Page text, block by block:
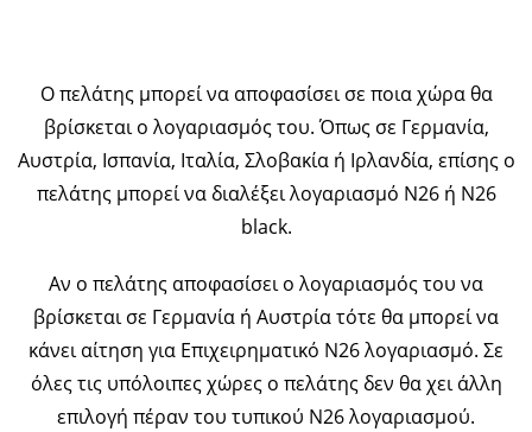
Ο πελάτης μπορεί να αποφασίσει σε ποια χώρα θα
βρίσκεται ο λογαριασμός του. Όπως σε Γερμανία,
Αυστρία, Ισπανία, Ιταλία, Σλοβακία ή Ιρλανδία, επίσης ο
πελάτης μπορεί να διαλέξει λογαριασμό Ν26 ή Ν26
black.
Αν ο πελάτης αποφασίσει ο λογαριασμός του να
βρίσκεται σε Γερμανία ή Αυστρία τότε θα μπορεί να
κάνει αίτηση για Επιχειρηματικό Ν26 λογαριασμό. Σε
όλες τις υπόλοιπες χώρες ο πελάτης δεν θα χει άλλη
επιλογή πέραν του τυπικού Ν26 λογαριασμού.